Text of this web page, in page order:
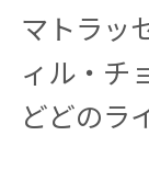
マトラッ
ィル・チ
どどのラ